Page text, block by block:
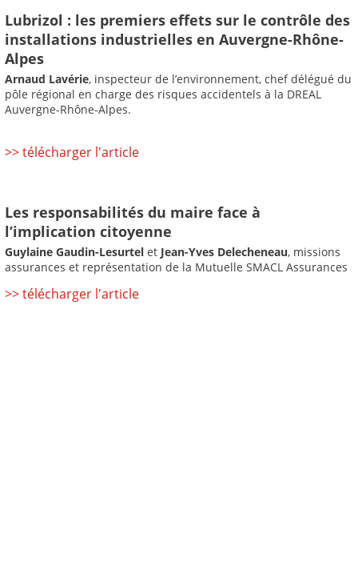
Lubrizol : les premiers effets sur le contrôle des
installations industrielles en Auvergne-Rhône-
Alpes
Arnaud Lavérie, inspecteur de l’environnement, chef délégué du
pôle régional en charge des risques accidentels à la DREAL
Auvergne-Rhône-Alpes.
>> télécharger l'article
Les responsabilités du maire face à
l’implication citoyenne
Guylaine Gaudin-Lesurtel et Jean-Yves Delecheneau, missions
assurances et représentation de la Mutuelle SMACL Assurances
>> télécharger l'article